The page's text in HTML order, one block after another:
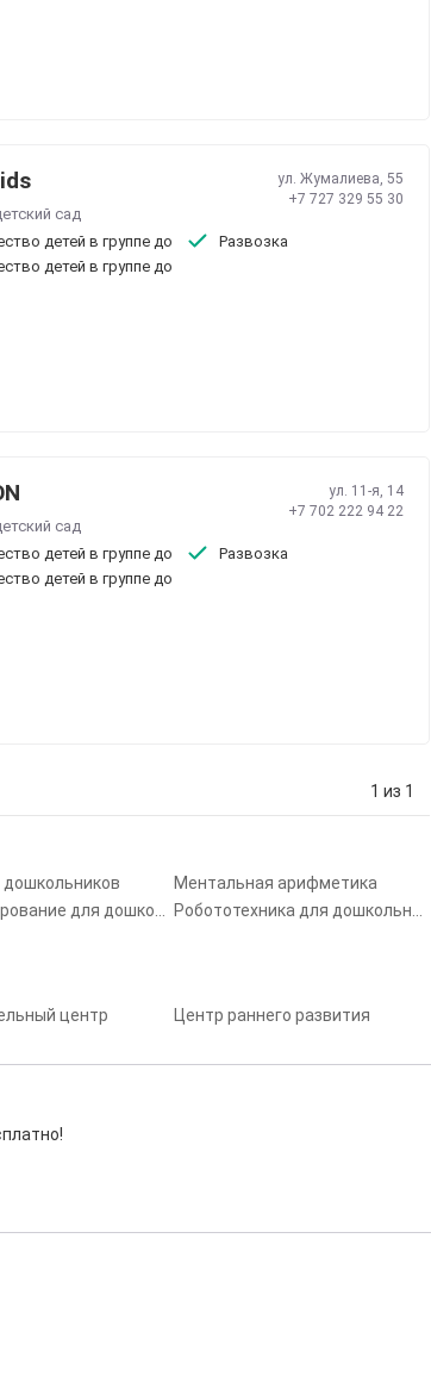
сад
ул. Жумалиева, 55
+7 727 329 55 30
детей в группе до Развозка
детей в группе до
сад
ул. ​11-я, 14
+7 702 222 94 22
детей в группе до Развозка
детей в группе до
1 из 1
дошкольников
Ментальная арифметика
центр Центр раннего развития